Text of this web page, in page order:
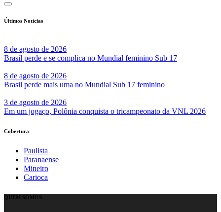
Últimos Notícias
8 de agosto de 2026
Brasil perde e se complica no Mundial feminino Sub 17
8 de agosto de 2026
Brasil perde mais uma no Mundial Sub 17 feminino
3 de agosto de 2026
Em um jogaço, Polônia conquista o tricampeonato da VNL 2026
Cobertura
Paulista
Paranaense
Mineiro
Carioca
QUEM SOMOS